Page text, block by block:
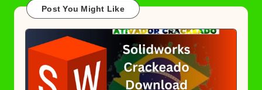
Post You Might Like